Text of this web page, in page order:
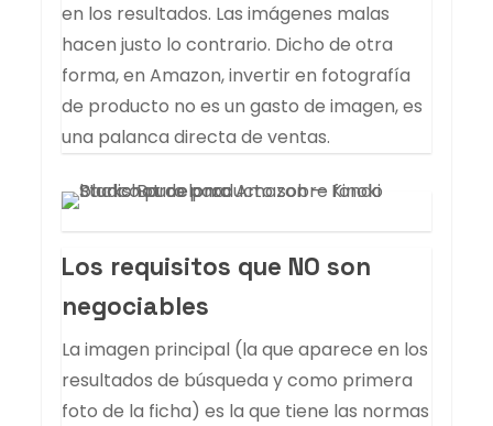
en los resultados. Las imágenes malas
hacen justo lo contrario. Dicho de otra
forma, en Amazon, invertir en fotografía
de producto no es un gasto de imagen, es
una palanca directa de ventas.
Los requisitos que NO son
negociables
La imagen principal (la que aparece en los
resultados de búsqueda y como primera
foto de la ficha) es la que tiene las normas